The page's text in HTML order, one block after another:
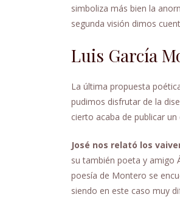
simboliza más bien la
segunda visión dimos
Luis García
La última propuesta
pudimos disfrutar de la
cierto acaba de publicar
José nos relató los
su también poeta y amigo
poesía de Montero se
siendo en este caso muy